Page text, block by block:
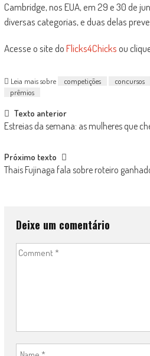
Cambridge, nos EUA, em 29 e 30 de
diversas categorias, e duas delas
Acesse o site doFlicks4Chicksou
Leia mais sobre competições concursos
prêmios
Post
navigation
Texto anterior
Estreias da semana: as mulheres que
Próximo texto
Thais Fujinaga fala sobre roteiro
Deixe um comentário